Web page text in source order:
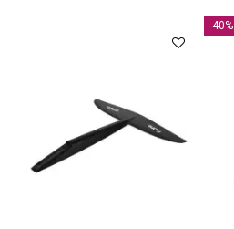
-40%